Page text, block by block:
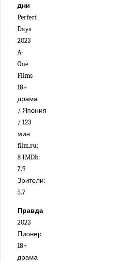
дни
Perfect
Days
2023
A-
One
Films
18+
драма
/ Япония
/ 123
мин
film.ru:
8 IMDb:
7.9
Зрители:
5.7
Правда
2023
Пионер
18+
драма